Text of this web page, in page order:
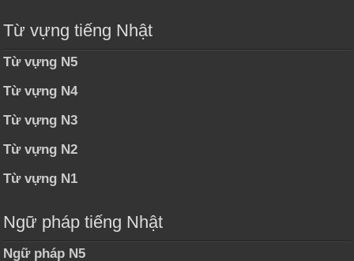
Từ vựng tiếng Nhật
Từ vựng N5
Từ vựng N4
Từ vựng N3
Từ vựng N2
Từ vựng N1
Ngữ pháp tiếng Nhật
Ngữ pháp N5